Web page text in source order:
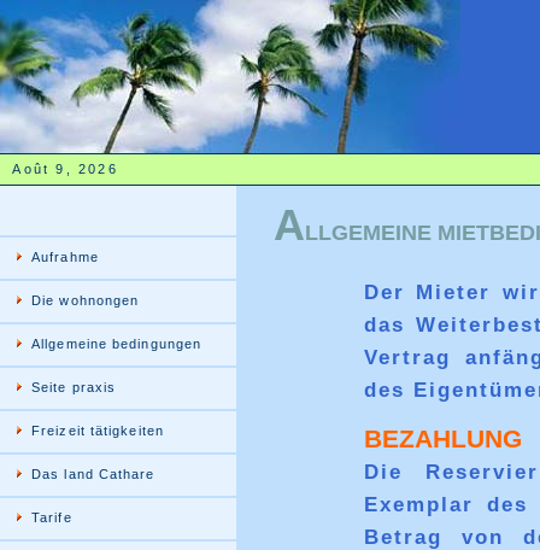
Août 9, 2026
Aufrahme
Die wohnongen
Allgemeine bedingungen
Seite praxis
Freizeit tätigkeiten
Das land Cathare
Tarife
ALLGEMEINE
Der Mieter
das
Vertrag
des
BEZAHLUNG
Die
Exemplar
Betrag von